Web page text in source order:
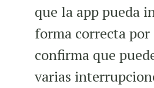
que la app pueda
forma correcta
confirma que
varias